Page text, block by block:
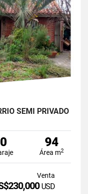
SEMI PRIVADO
0 94
Área m2
Venta
USD